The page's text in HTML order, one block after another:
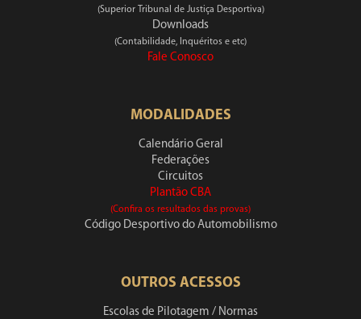
(Superior Tribunal de Justiça Desportiva)
Downloads
(Contabilidade, Inquéritos e etc)
Fale Conosco
MODALIDADES
Calendário Geral
Federações
Circuitos
Plantão CBA
(Confira os resultados das provas)
Código Desportivo do Automobilismo
OUTROS ACESSOS
Escolas de Pilotagem / Normas